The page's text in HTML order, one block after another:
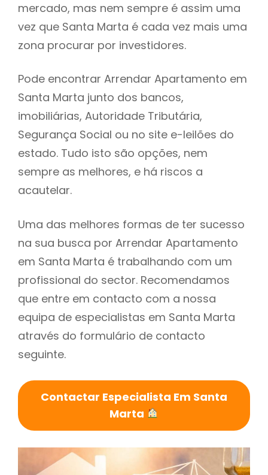
mercado, mas nem sempre é assim uma
vez que Santa Marta é cada vez mais uma
zona procurar por investidores.
Pode encontrar Arrendar Apartamento em
Santa Marta junto dos bancos,
imobiliárias, Autoridade Tributária,
Segurança Social ou no site e-leilões do
estado. Tudo isto são opções, nem
sempre as melhores, e há riscos a
acautelar.
Uma das melhores formas de ter sucesso
na sua busca por Arrendar Apartamento
em Santa Marta é trabalhando com um
profissional do sector. Recomendamos
que entre em contacto com a nossa
equipa de especialistas em Santa Marta
através do formulário de contacto
seguinte.
Contactar Especialista Em Santa
Marta